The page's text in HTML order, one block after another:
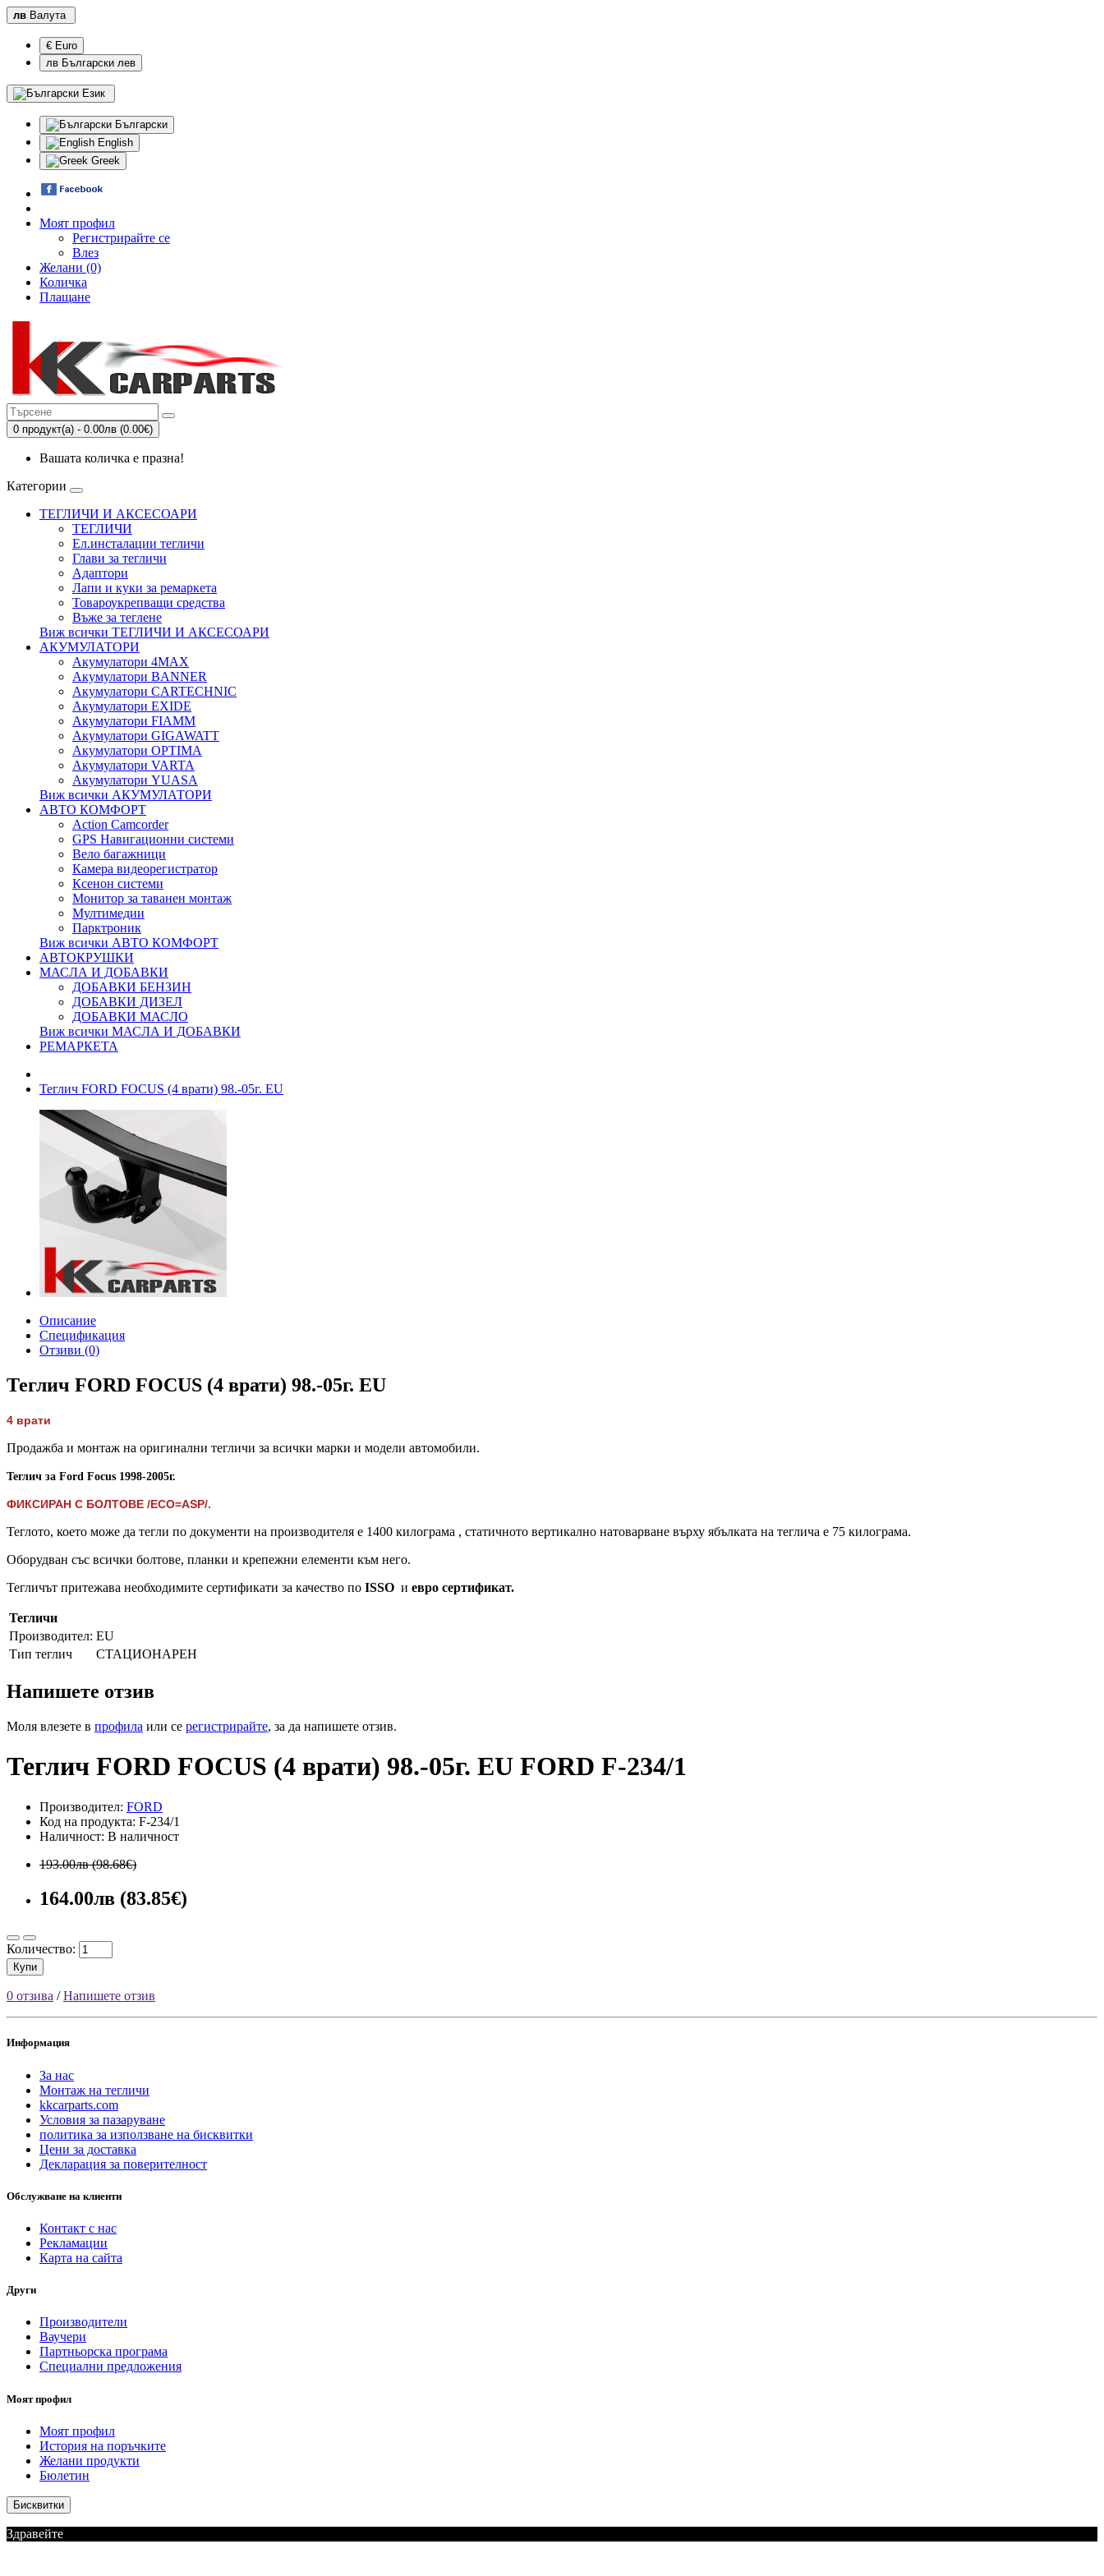
лв Валута
€ Euro
лв Български лев
Език
Български
English
Greek
Моят профил
Регистрирайте се
Влез
Желани (0)
Количка
Плащане
0 продукт(а) - 0.00лв (0.00€)
Вашата количка е празна!
Категории
ТЕГЛИЧИ И АКСЕСОАРИ
ТЕГЛИЧИ
Eл.инсталации тегличи
Глави за тегличи
Адаптори
Лапи и куки за ремаркета
Товароукрепващи средства
Въже за теглене
Виж всички ТЕГЛИЧИ И АКСЕСОАРИ
АКУМУЛАТОРИ
Акумулатори 4MAX
Акумулатори BANNER
Акумулатори CARTECHNIC
Акумулатори EXIDE
Акумулатори FIAMM
Акумулатори GIGAWATT
Акумулатори OPTIMA
Акумулатори VARTA
Акумулатори YUASA
Виж всички АКУМУЛАТОРИ
АВТО КОМФОРТ
Action Camcorder
GPS Навигационни системи
Вело багажници
Камера видеорегистратор
Ксенон системи
Монитор за таванен монтаж
Мултимедии
Парктроник
Виж всички АВТО КОМФОРТ
АВТОКРУШКИ
МАСЛА И ДОБАВКИ
ДОБАВКИ БЕНЗИН
ДОБАВКИ ДИЗЕЛ
ДОБАВКИ МАСЛО
Виж всички МАСЛА И ДОБАВКИ
РЕМАРКЕТА
Теглич FORD FOCUS (4 врати) 98.-05г. EU
Описание
Спецификация
Отзиви (0)
Теглич FORD FOCUS (4 врати) 98.-05г. EU
4 врати
Продажба и монтаж на оригинални тегличи за всички марки и модели автомобили.
Теглич за Ford Focus 1998-2005г.
ФИКСИРАН С БОЛТОВЕ /ECO=ASP/.
Теглото, което може да тегли по документи на производителя е 1400 килограма , статичното вертикално натоварване върху ябълката на теглича е 75 килограма.
Оборудван със всички болтове, планки и крепежни елементи към него.
Тегличът притежава необходимите сертификати за качество по ISSO и евро сертификат.
Тегличи
Производител: EU
Тип теглич
СТАЦИОНАРЕН
Напишете отзив
Моля влезете в профила или се регистрирайте, за да напишете отзив.
Теглич FORD FOCUS (4 врати) 98.-05г. EU FORD F-234/1
Производител: FORD
Код на продукта: F-234/1
Наличност: В наличност
193.00лв (98.68€)
164.00лв (83.85€)
Количество:
Купи
0 отзива /Напишете отзив
Информация
За нас
Монтаж на тегличи
kkcarparts.com
Условия за пазаруване
политика за използване на бисквитки
Цени за доставка
Декларация за поверителност
Обслужване на клиенти
Контакт с нас
Рекламации
Карта на сайта
Други
Производители
Ваучери
Партньорска програма
Специални предложения
Моят профил
Моят профил
История на поръчките
Желани продукти
Бюлетин
Бисквитки
Здравейте